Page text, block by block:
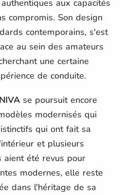
aux capacités
compromis. Son design
contemporains, s'est
au sein des amateurs
une certaine
de conduite.
se poursuit encore
modernisés qui
qui ont fait sa
et plusieurs
aient été revus pour
modernes, elle reste
dans l'héritage de sa